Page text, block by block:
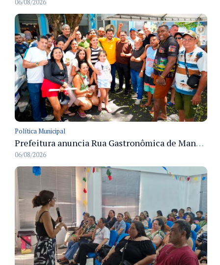
06/08/2026
Política Municipal
Prefeitura anuncia Rua Gastronômica de Manaus e garante alternativas para 54 ambulantes cadastrados
06/08/2026